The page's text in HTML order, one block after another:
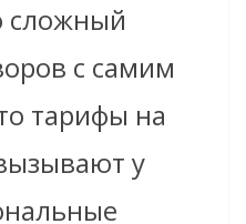
сложный
с самим
тарифы на
у